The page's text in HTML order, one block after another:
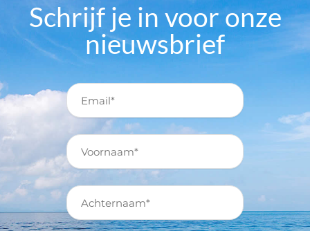
Schrijf je in voor onze
nieuwsbrief